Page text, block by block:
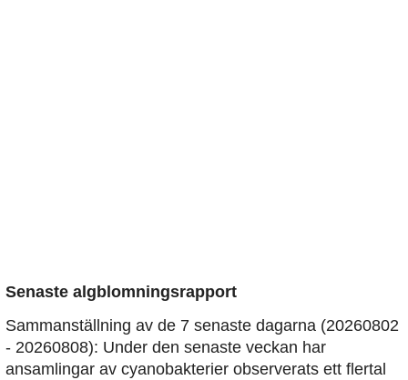
Senaste algblomningsrapport
Sammanställning av de 7 senaste dagarna (20260802
- 20260808): Under den senaste veckan har
ansamlingar av cyanobakterier observerats ett flertal